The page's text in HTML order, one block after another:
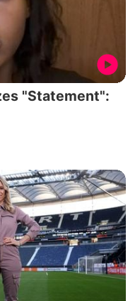
"Statement":